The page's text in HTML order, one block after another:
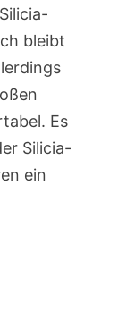
bleibt
Es
Silicia-
ein